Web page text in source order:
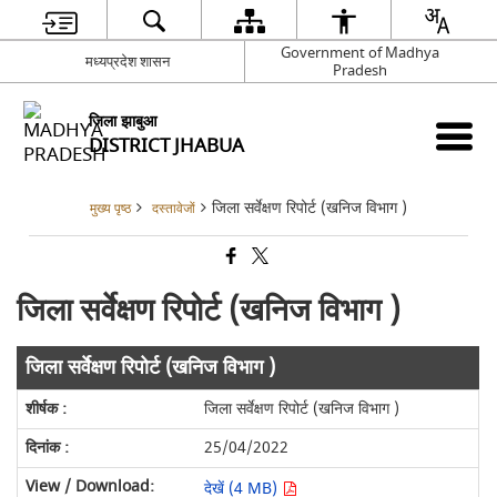
मध्यप्रदेश शासन
Government of Madhya
Pradesh
जिला झाबुआ
DISTRICT JHABUA
मुख्य पृष्ठ दस्तावेजों जिला सर्वेक्षण रिपोर्ट (खनिज विभाग )
जिला सर्वेक्षण रिपोर्ट (खनिज विभाग )
जिला सर्वेक्षण रिपोर्ट (खनिज विभाग )
जिला सर्वेक्षण रिपोर्ट (खनिज विभाग )
25/04/2022
देखें (4 MB)